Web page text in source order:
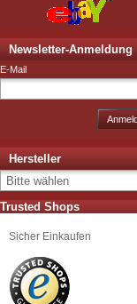
Newsletter-Anmeldung
E-Mail
Hersteller
Trusted Shops
Sicher Einkaufen